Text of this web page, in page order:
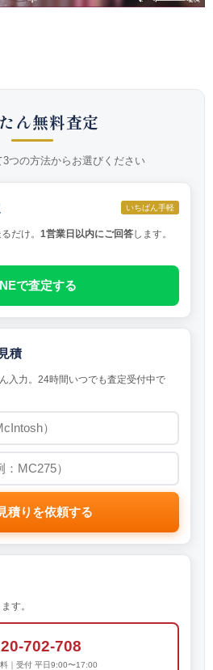
ん無料査定
3つの方法からお選びください
いちばん手軽
だけ。 1営業日以内にご回答します。
で査定する
積
入力。24時間いつでも査定受付中で
積りを依頼する
す。
702-708
｜受付 平日9:00〜17:00